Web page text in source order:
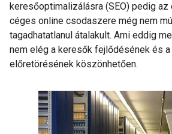
keresőoptimalizálásra (SEO) pedig
céges online csodaszere még nem
tagadhatatlanul átalakult. Ami eddig
nem elég a keresők fejlődésének és
előretörésének köszönhetően.